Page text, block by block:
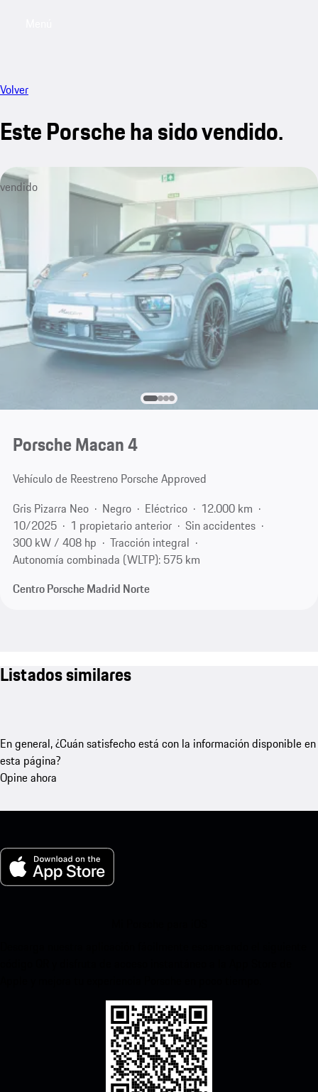
Volver
Este Porsche ha sido vendido.
vendido
Porsche Macan 4
Vehículo de Reestreno Porsche Approved
Gris Pizarra Neo
Negro Eléctrico
12.000 km
10/2025
1 propietario anterior
Sin accidentes
300 kW / 408 hp
Tracción integral
Autonomía combinada (WLTP): 575 km
Centro Porsche Madrid Norte
Listados similares
En general, ¿Cuán satisfecho está con la información disponible en
esta página?
Opine ahora